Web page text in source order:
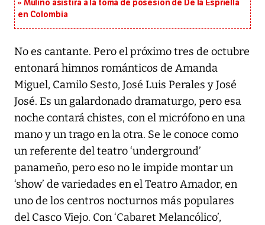
Mulino asistirá a la toma de posesión de De la Espriella
en Colombia
No es cantante. Pero el próximo tres de octubre
entonará himnos románticos de Amanda
Miguel, Camilo Sesto, José Luis Perales y José
José. Es un galardonado dramaturgo, pero esa
noche contará chistes, con el micrófono en una
mano y un trago en la otra. Se le conoce como
un referente del teatro ‘underground’
panameño, pero eso no le impide montar un
‘show’ de variedades en el Teatro Amador, en
uno de los centros nocturnos más populares
del Casco Viejo. Con ‘Cabaret Melancólico’,